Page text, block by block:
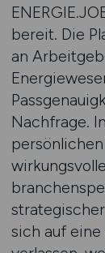
bereit. Die
an
Nachfrage.
sich auf